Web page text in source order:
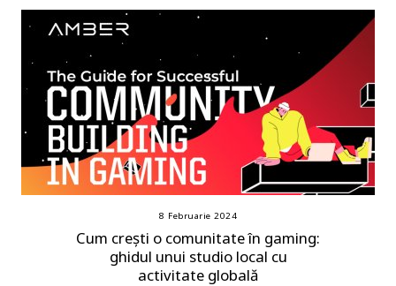
8 Februarie 2024
Cum crești o comunitate în gaming:
ghidul unui studio local cu
activitate globală